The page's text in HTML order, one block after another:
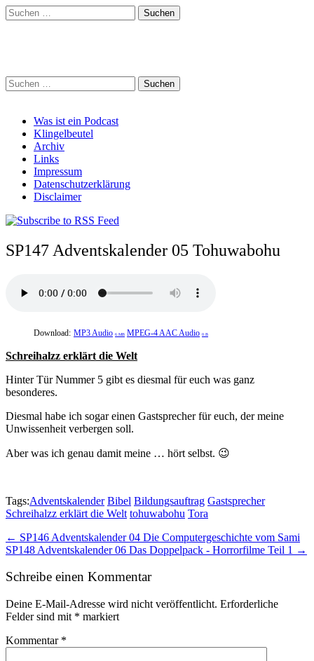
Suchen
nach:
Suchen
nach:
Main
menu
Skip
content
Was ist ein Podcast
Klingelbeutel
Archiv
Links
Impressum
Datenschutzerklärung
Disclaimer
SP147 Adventskalender 05 Tohuwabohu
Download: MP3 Audio 6 MB MPEG-4 AAC Audio 0 B
Schreihalzz erklärt die Welt
Hinter Tür Nummer 5 gibt es diesmal für euch was ganz
besonderes.
Diesmal habe ich sogar einen Gastsprecher für euch, der meine
Unwissenheit verbergen soll.
Aber was ich genau damit meine … hört selbst. 😉
Tags:Adventskalender Bibel Bildungsauftrag Gastsprecher
Schreihalzz erklärt die Welt tohuwabohu Tora
Post
navigation
← SP146 Adventskalender 04 Die Computergeschichte vom Sami
SP148 Adventskalender 06 Das Doppelpack - Horrorfilme Teil 1 →
Schreibe einen Kommentar
Deine E-Mail-Adresse wird nicht veröffentlicht. Erforderliche
Felder sind mit * markiert
Kommentar *